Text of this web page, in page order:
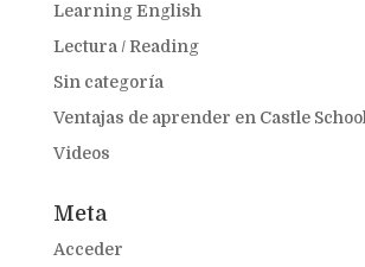
Learning English
Lectura / Reading
Sin categoría
Ventajas de aprender en Castle School
Videos
Meta
Acceder